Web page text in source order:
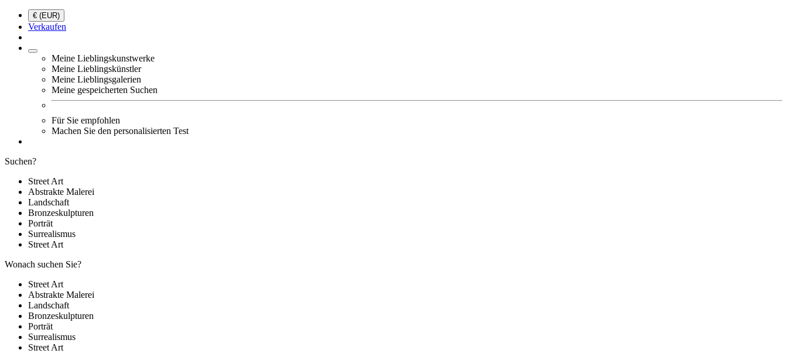
€ (EUR)
Verkaufen
Meine Lieblingskunstwerke
Meine Lieblingskünstler
Meine Lieblingsgalerien
Meine gespeicherten Suchen
Für Sie empfohlen
Machen Sie den personalisierten Test
Suchen?
Street Art
Abstrakte Malerei
Landschaft
Bronzeskulpturen
Porträt
Surrealismus
Street Art
Wonach suchen Sie?
Street Art
Abstrakte Malerei
Landschaft
Bronzeskulpturen
Porträt
Surrealismus
Street Art